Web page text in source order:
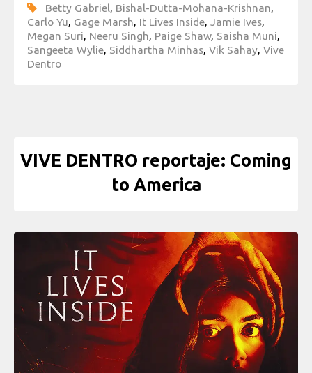
Betty Gabriel, Bishal-Dutta-Mohana-Krishnan,
Carlo Yu, Gage Marsh, It Lives Inside, Jamie Ives,
Megan Suri, Neeru Singh, Paige Shaw, Saisha Muni,
Sangeeta Wylie, Siddhartha Minhas, Vik Sahay, Vive
Dentro
VIVE DENTRO reportaje: Coming
to America